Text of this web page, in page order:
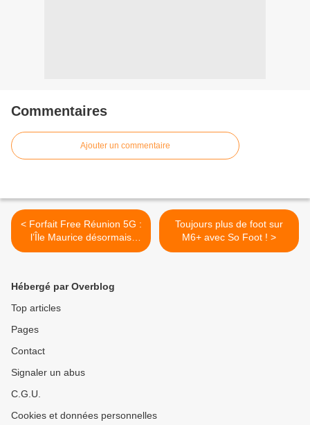
Commentaires
Ajouter un commentaire
< Forfait Free Réunion 5G :
l’Île Maurice désormais
incluse en roaming !
Toujours plus de foot sur
M6+ avec So Foot ! >
Hébergé par Overblog
Top articles
Pages
Contact
Signaler un abus
C.G.U.
Cookies et données personnelles